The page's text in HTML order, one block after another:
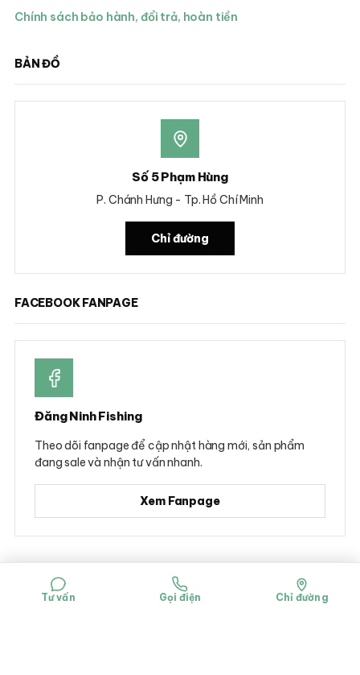
Chính sách bảo hành, đổi trả, hoàn tiền
BẢN ĐỒ
Số 5 Phạm Hùng
P. Chánh Hưng - Tp. Hồ Chí Minh
Chỉ đường
FACEBOOK FANPAGE
Đăng Ninh Fishing
Theo dõi fanpage để cập nhật hàng mới, sản phẩm
đang sale và nhận tư vấn nhanh.
Xem Fanpage
© 2026 Đăng Ninh Fishing - Hộ kinh doanh Dụng cụ câu cá Đăng Ninh
Mã số đăng ký kinh doanh: 0314781322